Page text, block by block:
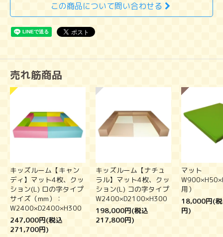
この商品について問い合わせる
売れ筋商品
キッズルーム【キャン
ディ】マット4枚、クッ
ション(L) ロの字タイプ
サイズ（mm）：
W2400×D2400×H300
247,000円(税込
271,700円)
キッズルーム【ナチュ
ラル】マット4枚、クッ
ション(L) コの字タイプ
W2400×D2100×H300
198,000円(税込
217,800円)
マット
用）
18,000円(
円)